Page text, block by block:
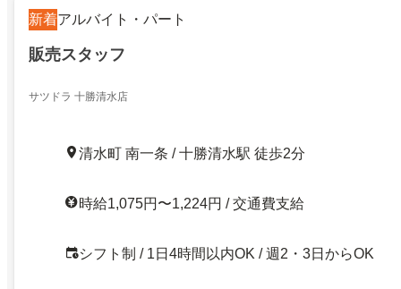
新着アルバイト・パート
販売スタッフ
サツドラ 十勝清水店
清水町 南一条 / 十勝清水駅 徒歩2分
時給1,075円〜1,224円 / 交通費支給
シフト制 / 1日4時間以内OK / 週2・3日からOK